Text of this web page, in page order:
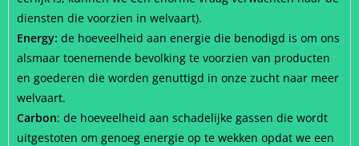
diensten die voorzien in welvaart).
Energy: de hoeveelheid aan energie die benodigd is om ons
alsmaar toenemende bevolking te voorzien van producten
en goederen die worden genuttigd in onze zucht naar meer
welvaart.
Carbon: de hoeveelheid aan schadelijke gassen die wordt
uitgestoten om genoeg energie op te wekken opdat we een